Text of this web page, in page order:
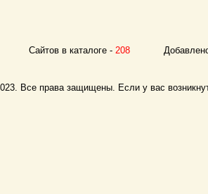
Сайтов в каталоге - 208 Добавлено
Все права защищены. Если у вас